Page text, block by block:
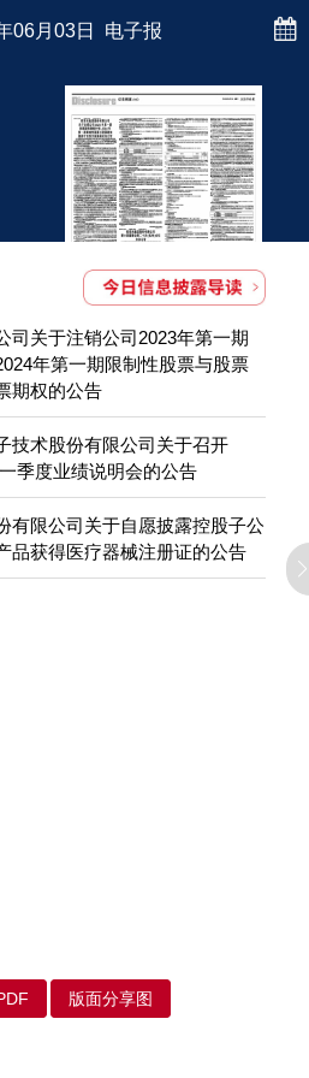
06月03日 电子报
司关于注销公司2023年第一期
年第一期限制性股票与股票
期权的公告
技术股份有限公司关于召开
季度业绩说明会的公告
有限公司关于自愿披露控股子公
品获得医疗器械注册证的公告
版面分享图